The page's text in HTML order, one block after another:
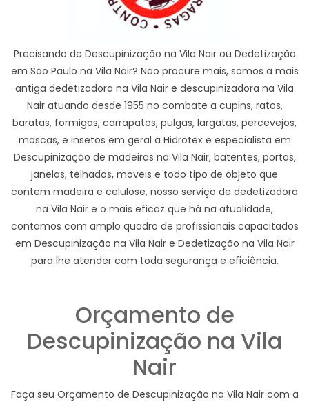
Precisando de Descupinização na Vila Nair ou Dedetização
em São Paulo na Vila Nair? Não procure mais, somos a mais
antiga dedetizadora na Vila Nair e descupinizadora na Vila
Nair atuando desde 1955 no combate a cupins, ratos,
baratas, formigas, carrapatos, pulgas, largatas, percevejos,
moscas, e insetos em geral a Hidrotex e especialista em
Descupinização de madeiras na Vila Nair, batentes, portas,
janelas, telhados, moveis e todo tipo de objeto que
contem madeira e celulose, nosso serviço de dedetizadora
na Vila Nair e o mais eficaz que há na atualidade,
contamos com amplo quadro de profissionais capacitados
em Descupinização na Vila Nair e Dedetização na Vila Nair
para lhe atender com toda segurança e eficiência.
Orçamento de
Descupinização na Vila
Nair
Faça seu Orçamento de Descupinização na Vila Nair com a